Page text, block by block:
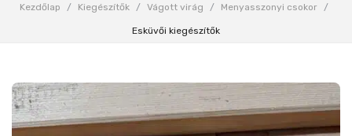
Kezdőlap / Kiegészítők / Vágott virág / Menyasszonyi csokor /
Esküvői kiegészítők